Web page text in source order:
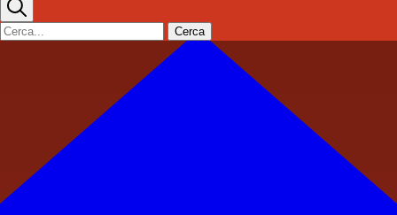
Cerca